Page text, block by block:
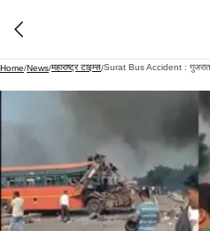
Home/News/महाराष्ट्र टाइम्स/